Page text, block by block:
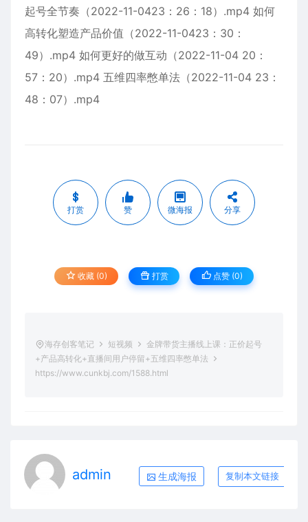
起号全节奏（2022-11-0423：26：18）.mp4 如何
高转化塑造产品价值（2022-11-0423：30：
49）.mp4 如何更好的做互动（2022-11-04 20：
57：20）.mp4 五维四率憋单法（2022-11-04 23：
48：07）.mp4
打赏 赞 微海报 分享
收藏 (0) 打赏 点赞 (0)
海存创客笔记 短视频
金牌带货主播线上课：正价起号
+产品高转化+直播间用户停留+五维四率憋单法
https://www.cunkbj.com/1588.html
admin 生成海报 复制本文链接